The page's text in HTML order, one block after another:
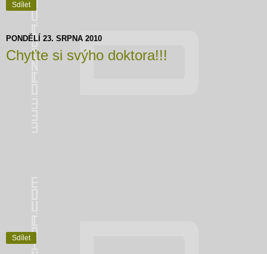
Sdílet
PONDĚLÍ 23. SRPNA 2010
Chyťte si svýho doktora!!!
Sdílet